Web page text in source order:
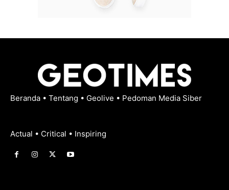
Beranda • Tentang • Geolive • Pedoman Media Siber
Actual • Critical • Inspiring